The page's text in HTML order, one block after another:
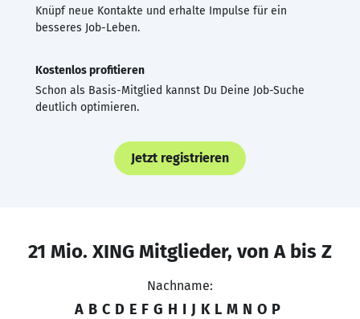
Knüpf neue Kontakte und erhalte Impulse für ein
besseres Job-Leben.
Kostenlos profitieren
Schon als Basis-Mitglied kannst Du Deine Job-Suche
deutlich optimieren.
Jetzt registrieren
21 Mio. XING Mitglieder, von A bis Z
Nachname:
A B C D E F G H I J K L M N O P